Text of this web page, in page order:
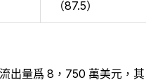
（87.5）
出量爲 8，750 萬美元，其